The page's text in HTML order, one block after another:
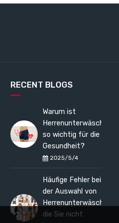
RECENT BLOGS
2025/5/4
Warum ist
Herrenunterwäsche
so wichtig für die
Gesundheit?
Häufige Fehler bei
der Auswahl von
Herrenunterwäsche,
die Sie nicht